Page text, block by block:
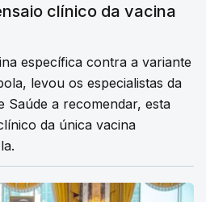
clínico da vacina
específica contra a variante
levou os especialistas da
Saúde a recomendar, esta
da única vacina